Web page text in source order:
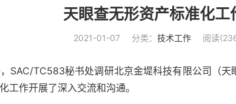
天眼查无形资产标准化工
2021-01-07 分类： 技术工作 阅读
SAC/TC583秘书处调研北京金堤科技有限公司（
工作开展了深入交流和沟通。